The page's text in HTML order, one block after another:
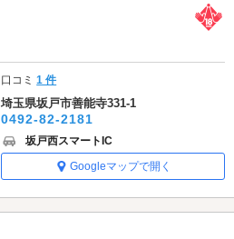
口コミ1 件
埼玉県坂戸市善能寺331-1
0492-82-2181
坂戸西スマートIC
Googleマップで開く